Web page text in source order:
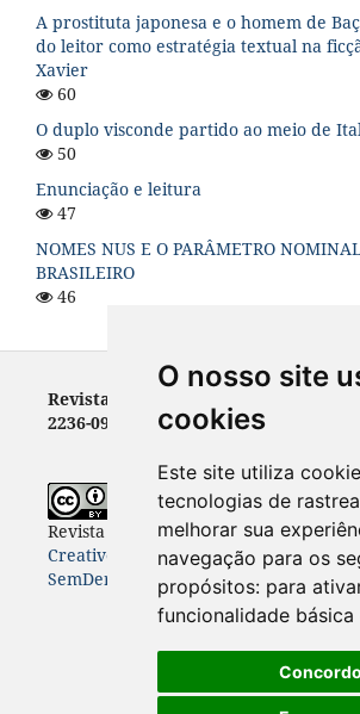
O nosso site
cookies
Este site utiliza
tecnologias de
melhorar sua
navegação para os
propósitos: para
funcionalidade
Concordo
A prostituta japonesa e o homem de
do leitor como estratégia textual na
Xavier
60
O duplo visconde partido ao meio de
50
Enunciação e leitura
47
NOMES NUS E O PARÂMETRO
BRASILEIRO
46
Revista Letras - ISSN 0100-0888
2236-0999 (versão eletrônica)
Revista Letrasestá licenciada com uma
Creative Commons Atribuição-
SemDerivações 4.0 Internacional .